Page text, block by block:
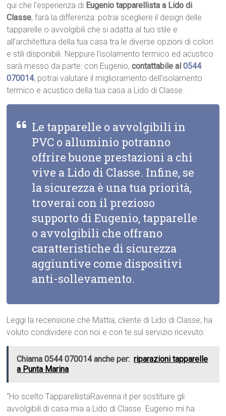
qui che l’esperienza di Eugenio tapparellista a Lido di
Classe, farà la differenza: potrai scegliere il design delle
tapparelle o avvolgibili che si adatta al tuo stile e
all’architettura della tua casa tra le diverse opzioni di colori
e stili disponibili. Neppure l’isolamento termico ed acustico
sarà messo da parte: con Eugenio,contattabile al0544
070014, potrai valutare il miglioramento dell’isolamento
termico e acustico della tua casa a Lido di Classe.
Le tapparelle o avvolgibili in
PVC o alluminio potranno
offrire buone prestazioni a chi
vive a Lido di Classe. Infine, se
la sicurezza è una tua priorità,
troverai con il prezioso
supporto di Eugenio, tapparelle
o avvolgibili che offrano
caratteristiche di sicurezza
aggiuntive come dispositivi
anti-sollevamento.
Leggi la recensione che Mattia, cliente di Lido di Classe, ha
voluto condividere con noi e con te sul servizio ricevuto:
Chiama 0544 070014 anche per: riparazioni tapparelle
a Punta Marina
“Ho scelto TapparellistaRavenna.it per sostituire gli
avvolgibili di casa mia a Lido di Classe. Eugenio mi ha